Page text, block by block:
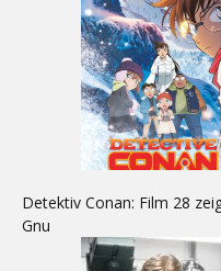
Detektiv Conan: Film 28
Gnu